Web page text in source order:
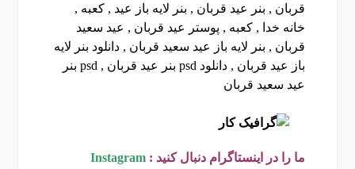
قربان , بنر عید قربان , بنر لایه باز عید , کعبه ,
خانه خدا , کعبه , پوستر عید قربان , عید سعید
قربان , بنر لایه باز عید سعید قربان , دانلود بنر لایه
باز عید قربان , دانلود psd بنر عید قربان , psd بنر
عید سعید قربان
ما را در اینستاگرام دنبال کنید : Instagram